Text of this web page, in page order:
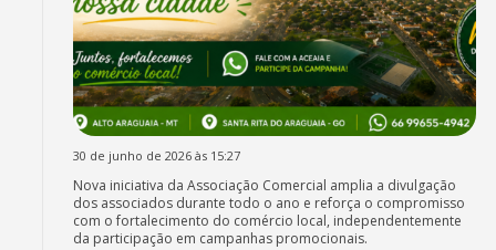
30 de junho de 2026 às 15:27
Nova iniciativa da Associação Comercial amplia a divulgação
dos associados durante todo o ano e reforça o compromisso
com o fortalecimento do comércio local, independentemente
da participação em campanhas promocionais.